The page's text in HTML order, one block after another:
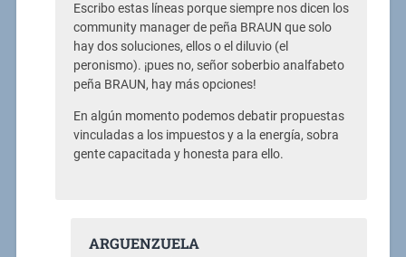
Escribo estas líneas porque siempre nos dicen los
community manager de peña BRAUN que solo
hay dos soluciones, ellos o el diluvio (el
peronismo). ¡pues no, señor soberbio analfabeto
peña BRAUN, hay más opciones!
En algún momento podemos debatir propuestas
vinculadas a los impuestos y a la energía, sobra
gente capacitada y honesta para ello.
ARGUENZUELA